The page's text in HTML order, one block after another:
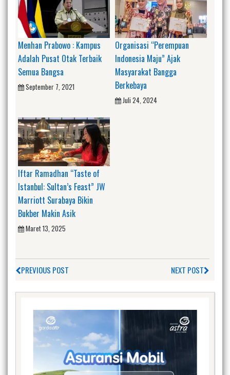
Menhan Prabowo : Kampus
Adalah Pusat Otak Terbaik
Semua Bangsa
September 7, 2021
Organisasi “Perempuan
Indonesia Maju” Ajak
Masyarakat Bangga
Berkebaya
Juli 24, 2024
Iftar Ramadhan “Taste of
Istanbul: Sultan’s Feast” JW
Marriott Surabaya Bikin
Bukber Makin Asik
Maret 13, 2025
PREVIOUS POST NEXT POST